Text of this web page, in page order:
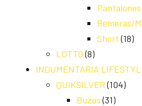
Pantalones
Remeras/
Short (18)
LOTTO (8)
INDUMENTARIA
QUIKSILVER (104)
Buzos (31)